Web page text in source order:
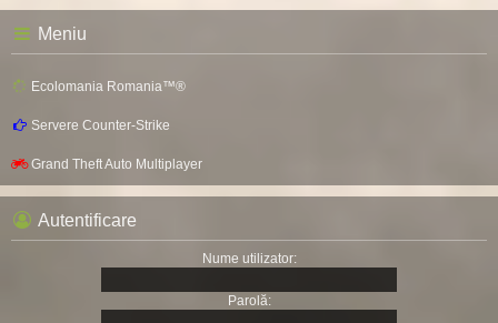
Meniu
Ecolomania Romania™®
Servere Counter-Strike
Grand Theft Auto Multiplayer
Autentificare
Nume utilizator:
Parolă: